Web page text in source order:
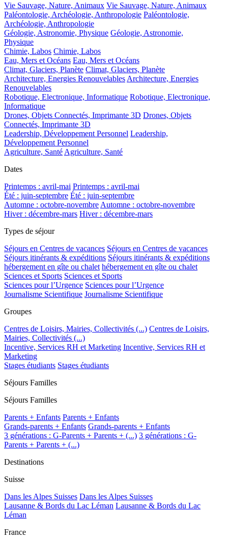
Vie Sauvage, Nature, Animaux Vie Sauvage, Nature, Animaux
Paléontologie, Archéologie, Anthropologie Paléontologie,
Archéologie, Anthropologie
Géologie, Astronomie, Physique Géologie, Astronomie,
Physique
Chimie, Labos Chimie, Labos
Eau, Mers et Océans Eau, Mers et Océans
Climat, Glaciers, Planète Climat, Glaciers, Planète
Architecture, Energies Renouvelables Architecture, Energies
Renouvelables
Robotique, Electronique, Informatique Robotique, Electronique,
Informatique
Drones, Objets Connectés, Imprimante 3D Drones, Objets
Connectés, Imprimante 3D
Leadership, Développement Personnel Leadership,
Développement Personnel
Agriculture, Santé Agriculture, Santé
Dates
Printemps : avril-mai Printemps : avril-mai
Été : juin-septembre Été : juin-septembre
Automne : octobre-novembre Automne : octobre-novembre
Hiver : décembre-mars Hiver : décembre-mars
Types de séjour
Séjours en Centres de vacances Séjours en Centres de vacances
Séjours itinérants & expéditions Séjours itinérants & expéditions
hébergement en gîte ou chalet hébergement en gîte ou chalet
Sciences et Sports Sciences et Sports
Sciences pour l’Urgence Sciences pour l’Urgence
Journalisme Scientifique Journalisme Scientifique
Groupes
Centres de Loisirs, Mairies, Collectivités (...) Centres de Loisirs,
Mairies, Collectivités (...)
Incentive, Services RH et Marketing Incentive, Services RH et
Marketing
Stages étudiants Stages étudiants
Séjours Familles
Séjours Familles
Parents + Enfants Parents + Enfants
Grands-parents + Enfants Grands-parents + Enfants
3 générations : G-Parents + Parents + (...) 3 générations : G-
Parents + Parents + (...)
Destinations
Suisse
Dans les Alpes Suisses Dans les Alpes Suisses
Lausanne & Bords du Lac Léman Lausanne & Bords du Lac
Léman
France